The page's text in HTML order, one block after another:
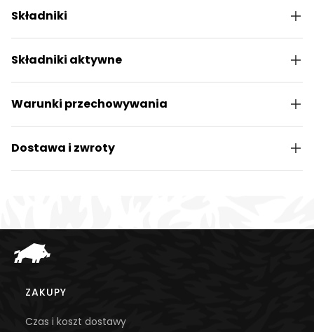
Składniki
Składniki aktywne
Warunki przechowywania
Dostawa i zwroty
Linki w stopce
ZAKUPY
Czas i koszt dostawy